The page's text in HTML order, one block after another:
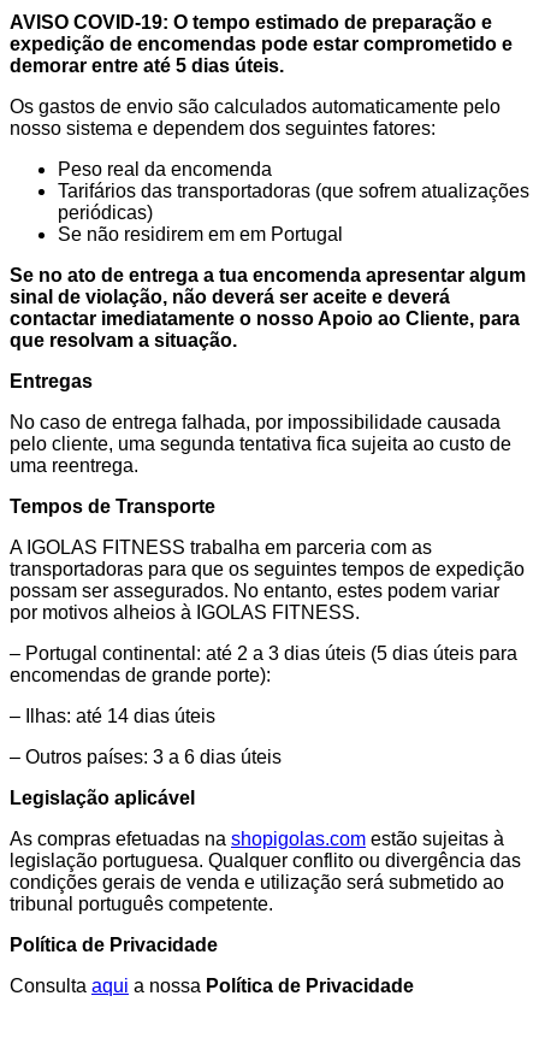
AVISO COVID-19: O tempo estimado de preparação e
expedição de encomendas pode estar comprometido e
demorar entre até 5 dias úteis.
Os gastos de envio são calculados automaticamente pelo
nosso sistema e dependem dos seguintes fatores:
Peso real da encomenda
Tarifários das transportadoras (que sofrem atualizações
periódicas)
Se não residirem em em Portugal
Se no ato de entrega a tua encomenda apresentar algum
sinal de violação, não deverá ser aceite e deverá
contactar imediatamente o nosso Apoio ao Cliente, para
que resolvam a situação.
Entregas
No caso de entrega falhada, por impossibilidade causada
pelo cliente, uma segunda tentativa fica sujeita ao custo de
uma reentrega.
Tempos de Transporte
A IGOLAS FITNESS trabalha em parceria com as
transportadoras para que os seguintes tempos de expedição
possam ser assegurados. No entanto, estes podem variar
por motivos alheios à IGOLAS FITNESS.
– Portugal continental: até 2 a 3 dias úteis (5 dias úteis para
encomendas de grande porte):
– Ilhas: até 14 dias úteis
– Outros países: 3 a 6 dias úteis
Legislação aplicável
As compras efetuadas na shopigolas.com estão sujeitas à
legislação portuguesa. Qualquer conflito ou divergência das
condições gerais de venda e utilização será submetido ao
tribunal português competente.
Política de Privacidade
Consulta aqui a nossa Política de Privacidade